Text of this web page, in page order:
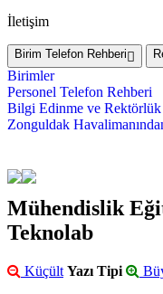
İletişim
Birim Telefon Rehberi
Birimler
Personel Telefon Rehberi
Bilgi Edinme ve
Zonguldak
Mühendislik
Teknolab
Küçült Yazı Tipi